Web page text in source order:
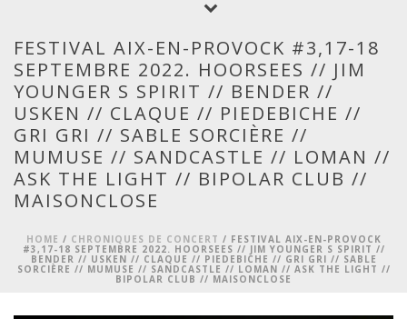
FESTIVAL AIX-EN-PROVOCK #3,17-18
SEPTEMBRE 2022. HOORSEES // JIM
YOUNGER S SPIRIT // BENDER //
USKEN // CLAQUE // PIEDEBICHE //
GRI GRI // SABLE SORCIÈRE //
MUMUSE // SANDCASTLE // LOMAN //
ASK THE LIGHT // BIPOLAR CLUB //
MAISONCLOSE
HOME / CHRONIQUES DE CONCERT / FESTIVAL AIX-EN-PROVOCK
#3,17-18 SEPTEMBRE 2022. HOORSEES // JIM YOUNGER S SPIRIT //
BENDER // USKEN // CLAQUE // PIEDEBICHE // GRI GRI // SABLE
SORCIÈRE // MUMUSE // SANDCASTLE // LOMAN // ASK THE LIGHT //
BIPOLAR CLUB // MAISONCLOSE